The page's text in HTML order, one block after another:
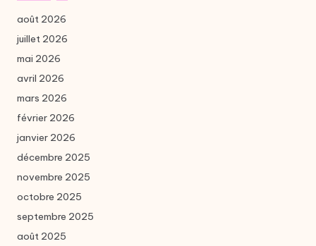
août 2026
juillet 2026
mai 2026
avril 2026
mars 2026
février 2026
janvier 2026
décembre 2025
novembre 2025
octobre 2025
septembre 2025
août 2025